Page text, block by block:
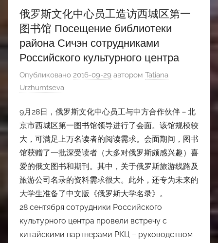
俄罗斯文化中心员工造访西城区第一
图书馆 Посещение библиотеки
района Сичэн сотрудниками
Российского культурного центра
Опубликовано 2016-09-29 автором Tatiana
Urzhumtseva
9月28日，俄罗斯文化中心员工与中方合作伙伴－北
京市西城区第一图书馆领导进行了会面。该馆规模较
大，可满足上万名读者的阅读需求。会面期间，图书
馆获赠了一批深受读者（大多对俄罗斯颇感兴趣）喜
爱的俄文图书和期刊。其中，关于俄罗斯旅游线路及
旅游公司名录的资料需求很大。此外，还专为未来的
大学生准备了中文版《俄罗斯大学名录》。
28 сентября сотрудники Российского
культурного центра провели встречу с
китайскими партнерами РКЦ – руководством